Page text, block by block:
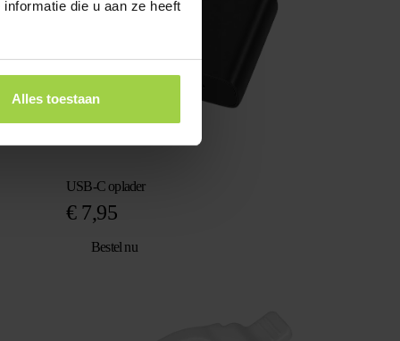
die u aan ze heeft
Alles toestaan
USB-C oplader
€7,95
Bestel nu